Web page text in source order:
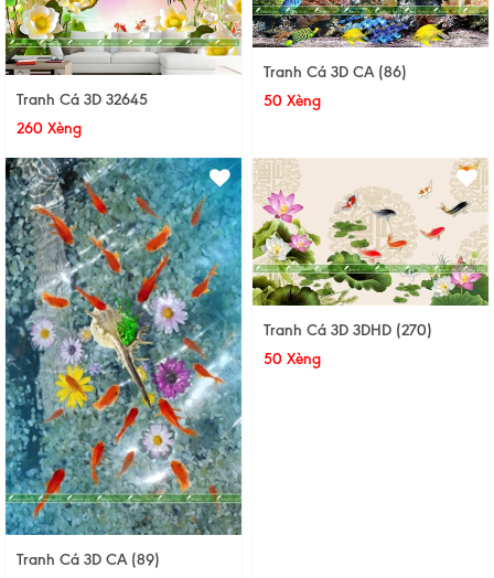
Tranh Cá 3D 32645
260 Xèng
Tranh Cá 3D CA (86)
50 Xèng
Tranh Cá 3D CA (89)
Tranh Cá 3D 3DHD (270)
50 Xèng